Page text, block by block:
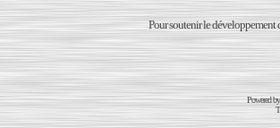
Pour soutenir le développement
Powered